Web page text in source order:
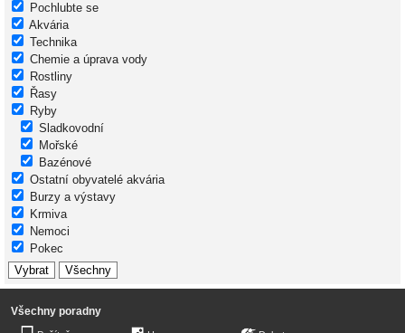
Pochlubte se
Akvária
Technika
Chemie a úprava vody
Rostliny
Řasy
Ryby
Sladkovodní
Mořské
Bazénové
Ostatní obyvatelé akvária
Burzy a výstavy
Krmiva
Nemoci
Pokec
Všechny poradny